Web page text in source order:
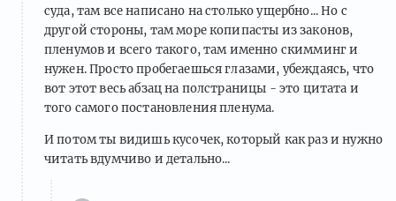
суда, там все написано на столько ущербно... Но с
другой стороны, там море копипасты из законов,
пленумов и всего такого, там именно скимминг и
нужен. Просто пробегаешься глазами, убеждаясь, что
вот этот весь абзац на полстраницы - это цитата и
того самого постановления пленума.
И потом ты видишь кусочек, который как раз и нужно
читать вдумчиво и детально...